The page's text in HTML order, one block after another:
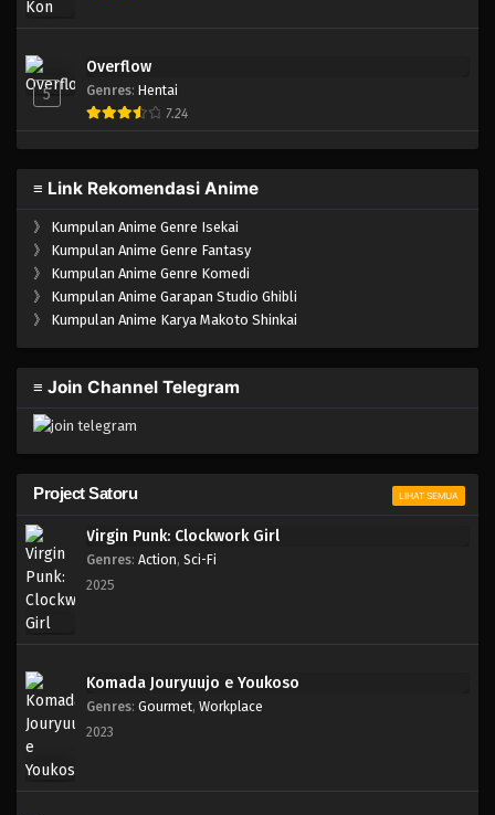
5
Overflow
Genres: Hentai
7.24
≡ Link Rekomendasi Anime
》 Kumpulan Anime Genre Isekai
》 Kumpulan Anime Genre Fantasy
》 Kumpulan Anime Genre Komedi
》 Kumpulan Anime Garapan Studio Ghibli
》 Kumpulan Anime Karya Makoto Shinkai
≡ Join Channel Telegram
Project Satoru LIHAT SEMUA
Virgin Punk: Clockwork Girl
Genres: Action, Sci-Fi
2025
Komada Jouryuujo e Youkoso
Genres: Gourmet, Workplace
2023